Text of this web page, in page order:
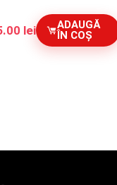
lei
ADAUGĂ
ÎN COȘ